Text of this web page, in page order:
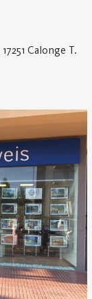
17251 Calonge T.